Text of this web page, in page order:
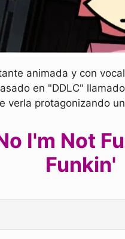
animada y con
en "DDLC"
verla protagonizando
I'm Not
Funkin'